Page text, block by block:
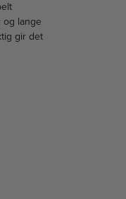
lange
gir det